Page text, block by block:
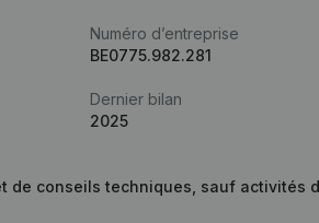
Numéro d’entreprise
BE0775.982.281
Dernier bilan
2025
de conseils techniques, sauf activités